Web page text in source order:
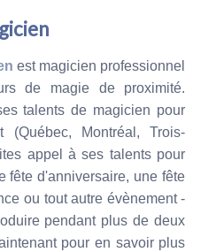
est magicien professionnel
de magie de proximité.
talents de magicien pour
(Québec, Montréal, Trois-
appel à ses talents pour
fête d'anniversaire, une fête
ou tout autre évènement -
pendant plus de deux
pour en savoir plus